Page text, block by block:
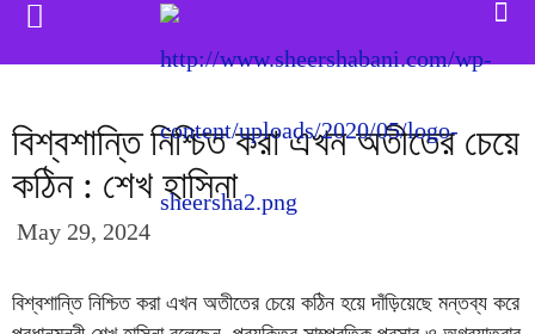
বিশ্বশান্তি নিশ্চিত করা এখন অতীতের চেয়ে
কঠিন : শেখ হাসিনা
May 29, 2024
বিশ্বশান্তি নিশ্চিত করা এখন অতীতের চেয়ে কঠিন হয়ে দাঁড়িয়েছে মন্তব্য করে